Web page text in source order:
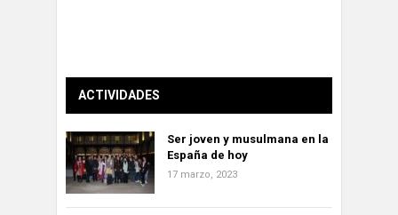
ACTIVIDADES
Ser joven y musulmana en la
España de hoy
17 marzo, 2023